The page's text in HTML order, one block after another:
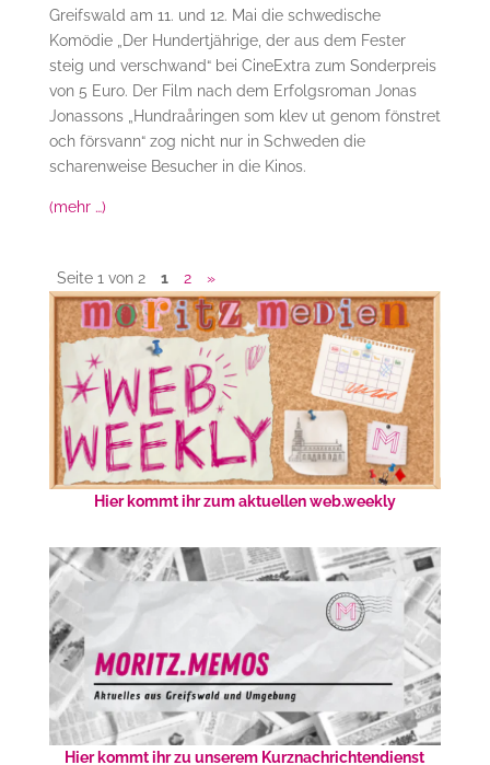
Greifswald am 11. und 12. Mai die schwedische
Komödie „Der Hundertjährige, der aus dem Fester
steig und verschwand“ bei CineExtra zum Sonderpreis
von 5 Euro. Der Film nach dem Erfolgsroman Jonas
Jonassons „Hundraåringen som klev ut genom fönstret
och försvann“ zog nicht nur in Schweden die
scharenweise Besucher in die Kinos.
(mehr …)
Seite 1 von 2 1 2 »
Hier kommt ihr zum aktuellen web.weekly
Hier kommt ihr zu unserem Kurznachrichtendienst